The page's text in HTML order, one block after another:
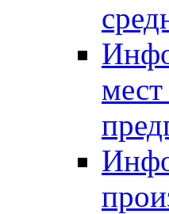
мест